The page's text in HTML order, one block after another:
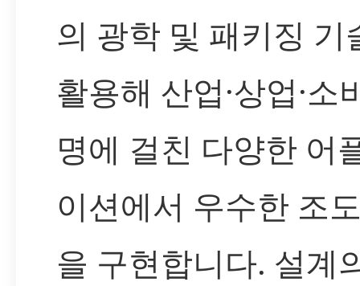
의 광학 및 패키징 기
활용해 산업·상업·소
명에 걸친 다양한 어
이션에서 우수한 조
을 구현합니다. 설계